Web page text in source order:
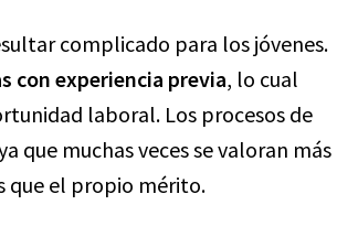
complicado para los jóvenes.
con experiencia previa, lo cual
laboral. Los procesos de
que muchas veces se valoran más
que el propio mérito.